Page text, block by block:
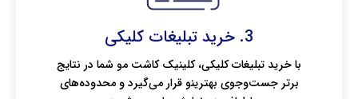
3. خرید تبلیغات کلیکی
با خرید تبلیغات کلیکی، کلینیک کاشت مو شما در نتایج
برتر جست‌وجوی بهترینو قرار می‌گیرد و محدوده‌های